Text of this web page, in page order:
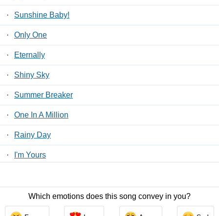
· Sunshine Baby!
· Only One
· Eternally
· Shiny Sky
· Summer Breaker
· One In A Million
· Rainy Day
· I'm Yours
Which emotions does this song convey in you?